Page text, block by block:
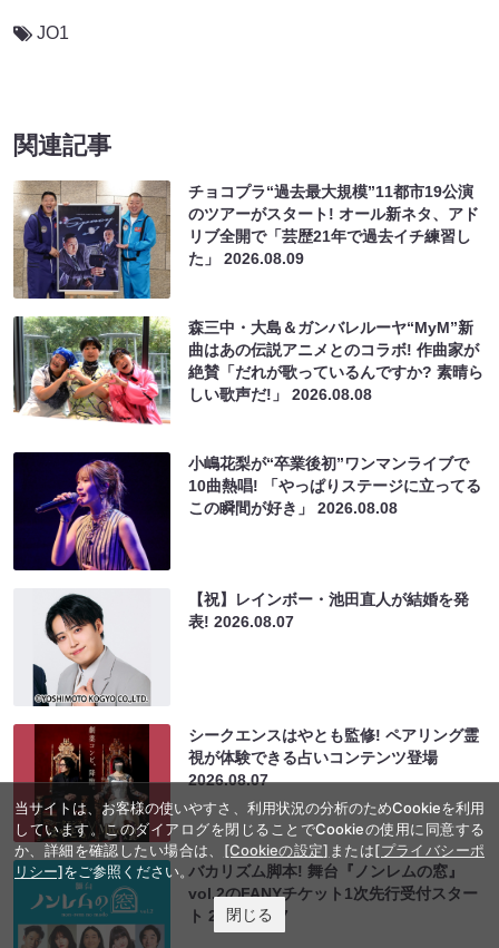
JO1
関連記事
チョコプラ“過去最大規模”11都市19公演
のツアーがスタート! オール新ネタ、アド
リブ全開で「芸歴21年で過去イチ練習し
た」2026.08.09
森三中・大島＆ガンバレルーヤ“MyM”新
曲はあの伝説アニメとのコラボ! 作曲家が
絶賛「だれが歌っているんですか? 素晴ら
しい歌声だ!」2026.08.08
小嶋花梨が“卒業後初”ワンマンライブで
10曲熱唱! 「やっぱりステージに立ってる
この瞬間が好き」2026.08.08
【祝】レインボー・池田直人が結婚を発
表!2026.08.07
シークエンスはやとも監修! ペアリング霊
視が体験できる占いコンテンツ登場
2026.08.07
バカリズム脚本! 舞台『ノンレムの窓』
vol.2のFANYチケット1次先行受付スター
ト2026.08.07
当サイトは、お客様の使いやすさ、利用状況の分析のためCookieを利用
しています。このダイアログを閉じることでCookieの使用に同意する
か、詳細を確認したい場合は、 [Cookieの設定] または[プライバシーポ
リシー]をご参照ください。
閉じる